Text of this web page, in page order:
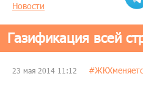
Новости
Газификация всей
23 мая 2014 11:12